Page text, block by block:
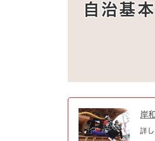
防災・防犯
道路・河川・交通
自治基
岸
詳し